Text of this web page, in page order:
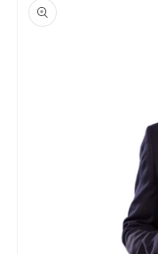
información